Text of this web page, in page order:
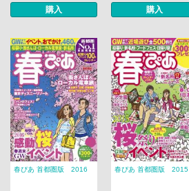
購入 購入
春ぴあ 首都圏版 2016 春ぴあ 首都圏版 2015